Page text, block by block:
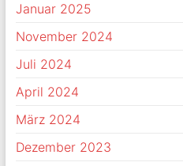
Januar 2025
November 2024
Juli 2024
April 2024
März 2024
Dezember 2023